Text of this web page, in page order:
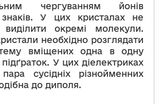
чергуванням йонів
знаків. У цих кристалах не
окремі молекули.
необхідно розглядати
вміщених одна в одну
У цих діелектриках
сусідніх різнойменних
до диполя.